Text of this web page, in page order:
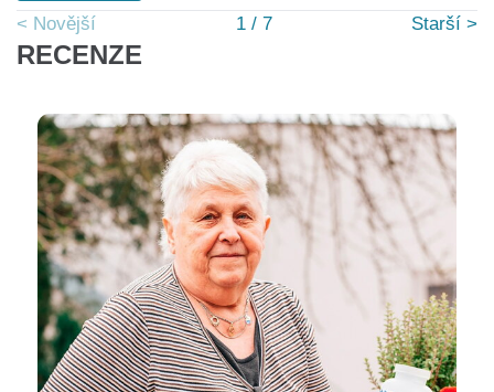
< Novější 1/ 7 Starší >
RECENZE